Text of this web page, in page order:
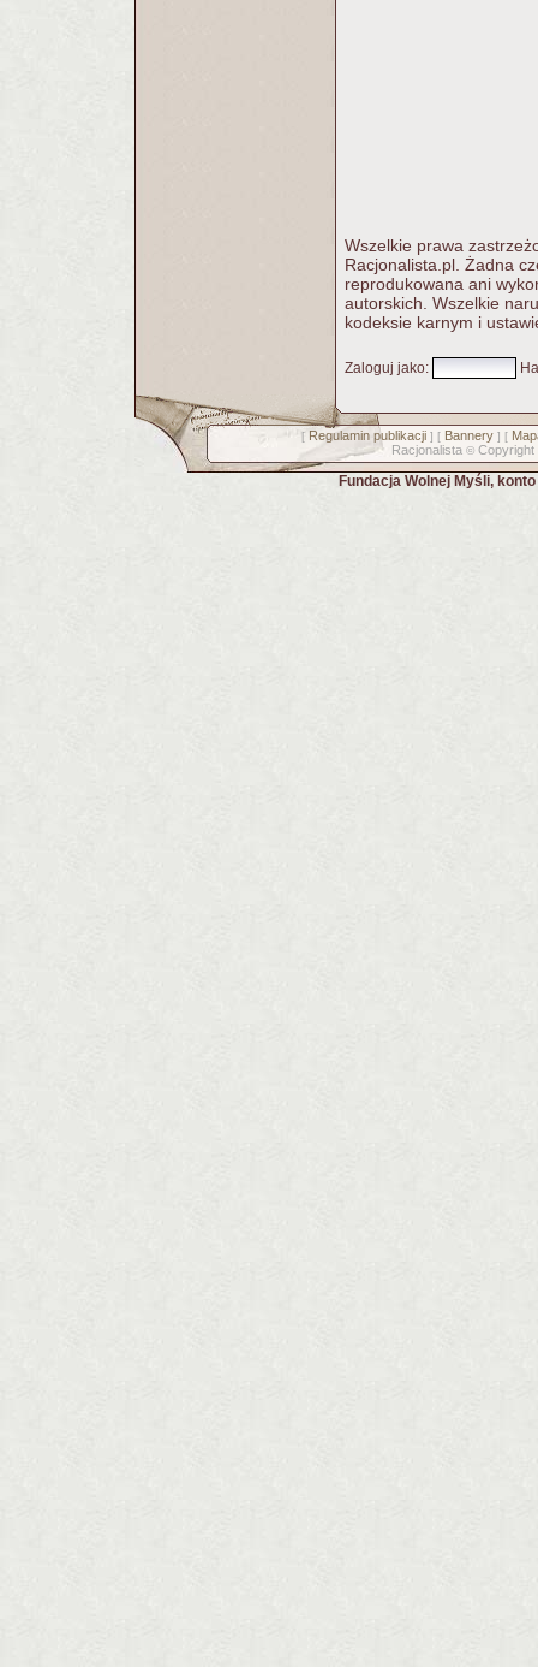
Wszelkie prawa
Racjonalista.pl. Żadna
reprodukowana ani
autorskich. Wszelkie
kodeksie karnym i
Zaloguj jako:
[ Regulamin publikacji] [ Bannery] [
Racjonalista © Copyright
Fundacja Wolnej Myśli,